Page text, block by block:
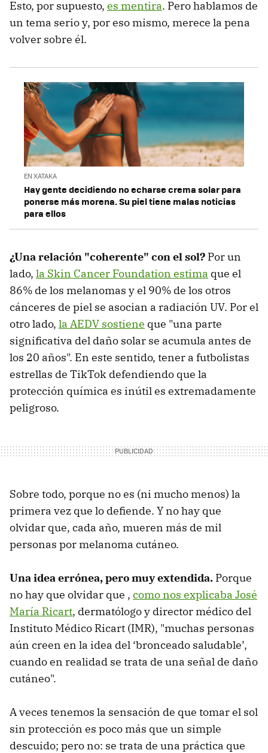
Esto, por supuesto, es mentira. Pero hablamos de
un tema serio y, por eso mismo, merece la pena
volver sobre él.
EN XATAKA
Hay gente decidiendo no echarse crema solar para
ponerse más morena. Su piel tiene malas noticias
para ellos
¿Una relación "coherente" con el sol? Por un
lado, la Skin Cancer Foundation estima que el
86% de los melanomas y el 90% de los otros
cánceres de piel se asocian a radiación UV. Por el
otro lado, la AEDV sostiene que "una parte
significativa del daño solar se acumula antes de
los 20 años". En este sentido, tener a futbolistas
estrellas de TikTok defendiendo que la
protección química es inútil es extremadamente
peligroso.
Sobre todo, porque no es (ni mucho menos) la
primera vez que lo defiende. Y no hay que
olvidar que, cada año, mueren más de mil
personas por melanoma cutáneo.
Una idea errónea, pero muy extendida. Porque
no hay que olvidar que , como nos explicaba José
María Ricart, dermatólogo y director médico del
Instituto Médico Ricart (IMR), "muchas personas
aún creen en la idea del ‘bronceado saludable’,
cuando en realidad se trata de una señal de daño
cutáneo".
A veces tenemos la sensación de que tomar el sol
sin protección es poco más que un simple
descuido; pero no: se trata de una práctica que